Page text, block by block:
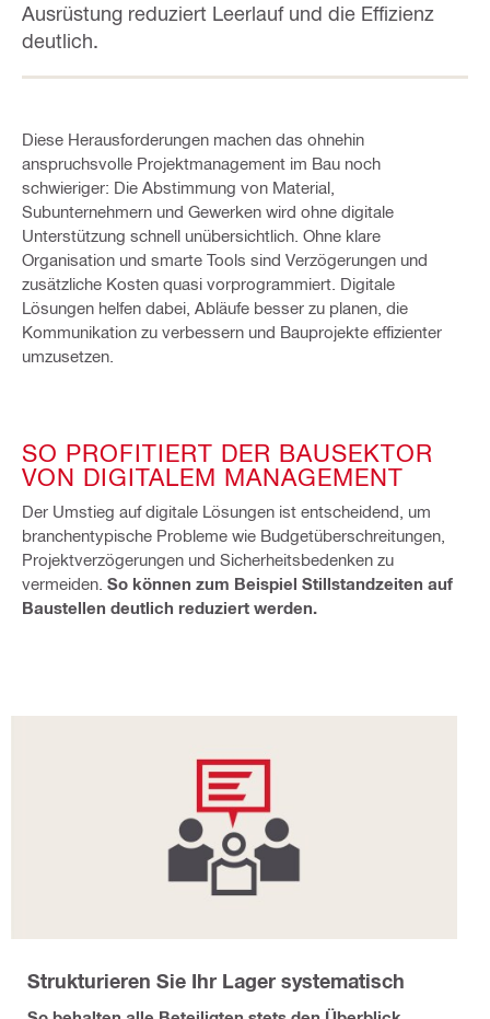
Ausrüstung reduziert Leerlauf und die Effizienz
deutlich.
Diese Herausforderungen machen das ohnehin
anspruchsvolle Projektmanagement im Bau noch
schwieriger: Die Abstimmung von Material,
Subunternehmern und Gewerken wird ohne digitale
Unterstützung schnell unübersichtlich. Ohne klare
Organisation und smarte Tools sind Verzögerungen und
zusätzliche Kosten quasi vorprogrammiert. Digitale
Lösungen helfen dabei, Abläufe besser zu planen, die
Kommunikation zu verbessern und Bauprojekte effizienter
umzusetzen.
SO PROFITIERT DER BAUSEKTOR
VON DIGITALEM MANAGEMENT
Der Umstieg auf digitale Lösungen ist entscheidend, um
branchentypische Probleme wie Budgetüberschreitungen,
Projektverzögerungen und Sicherheitsbedenken zu
vermeiden. So können zum Beispiel Stillstandzeiten auf
Baustellen deutlich reduziert werden.
Strukturieren Sie Ihr Lager systematisch